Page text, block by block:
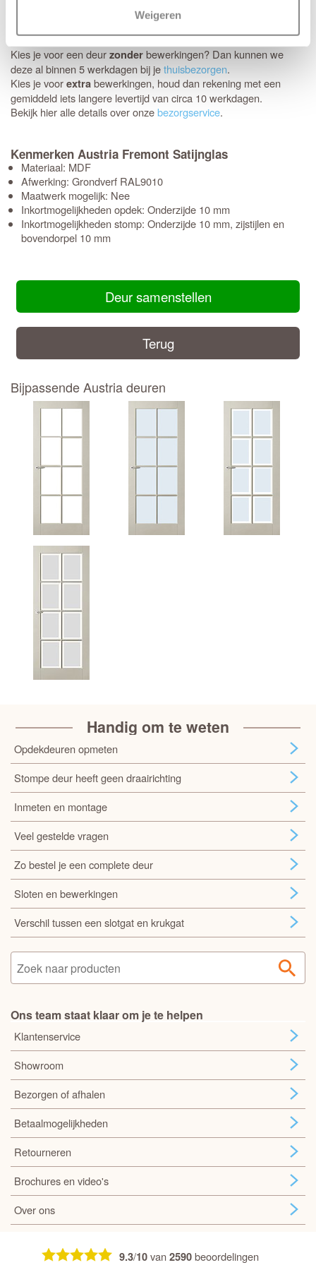
Weigeren
Schikt het moment niet? Geen probleem, je kunt eenvoudig zelf
een later bezorgmoment inplannen dat jou beter uitkomt.
Kies je voor een deurzonderbewerkingen? Dan kunnen we
deze al binnen 5 werkdagen bij jethuisbezorgen.
Kies je voorextrabewerkingen, houd dan rekening met een
gemiddeld iets langere levertijd van circa 10 werkdagen.
Bekijk hier alle details over onzebezorgservice.
Kenmerken Austria Fremont Satijnglas
Materiaal: MDF
Afwerking: Grondverf RAL9010
Maatwerk mogelijk: Nee
Inkortmogelijkheden opdek: Onderzijde 10 mm
Inkortmogelijkheden stomp: Onderzijde 10 mm, zijstijlen en
bovendorpel 10 mm
Deur samenstellen
Terug
Bijpassende Austria deuren
Handig om te weten
Opdekdeuren opmeten
Stompe deur heeft geen draairichting
Inmeten en montage
Veel gestelde vragen
Zo bestel je een complete deur
Sloten en bewerkingen
Verschil tussen een slotgat en krukgat
Ons team staat klaar om je te helpen
Klantenservice
Showroom
Bezorgen of afhalen
Betaalmogelijkheden
Retourneren
Brochures en video's
Over ons
9.3/10van2590beoordelingen